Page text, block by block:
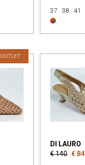
37 38 41
OUTLET
DI LAURO
€ 140 € 84